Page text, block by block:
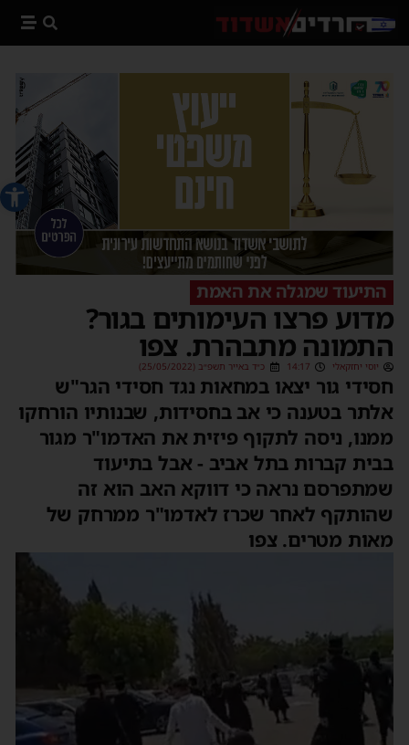
פתח
התיעוד שמגלה את האמת
מדוע פרצו העימותים בגור?
התמונה מתבהרת. צפו
יוסי יחזקאלי 14:17 כ״ד באייר תשפ״ב (25/05/2022)
חסידי גור יצאו במחאות נגד חסידי הגר"ש
אלתר בטענה כי אב בחסידות, שבנותיו הורחקו
ממנו, ניסה לתקוף פיזית את האדמו"ר מגור
בבית קברות בתל אביב - אבל בתיעוד
שמתפרסם נראה כי דווקא האב הוא זה
שהותקף לאחר שכרז לאדמו"ר ממרחק של
מאות מטרים. צפו